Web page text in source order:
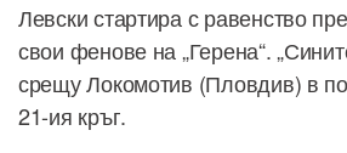
Левски стартира с равенство
свои фенове на „Герена“.
срещу Локомотив (Пловдив) в
21-ия кръг.